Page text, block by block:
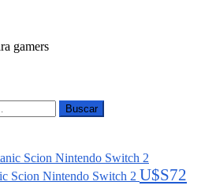
gamers
Buscar
Scion Nintendo Switch 2 U$S72